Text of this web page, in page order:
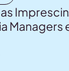
Managers